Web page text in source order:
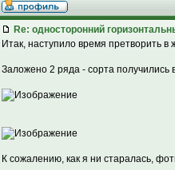
Re: односторонний
Итак, наступило время претворить
Заложено 2 ряда - сорта
К сожалению, как я ни старалась,